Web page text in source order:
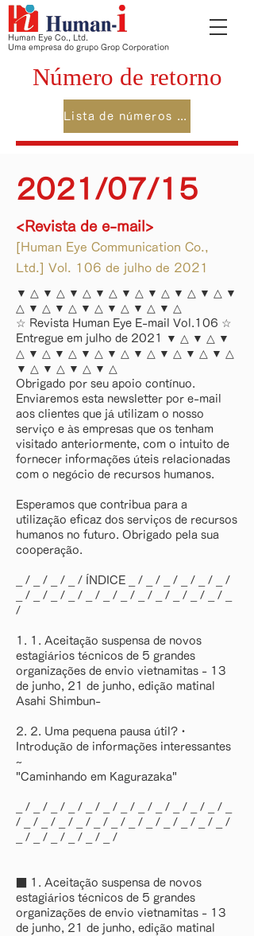
Human Eye Co., Ltd.
Uma empresa do grupo Grop Corporation
Número de retorno
Lista de números anteriores
2021/07/15
<Revista de e-mail>
[Human Eye Communication Co.,
Ltd.] Vol. 106 de julho de 2021
▼ △ ▼ △ ▼ △ ▼ △ ▼ △ ▼ △ ▼ △ ▼ △ ▼
△ ▼ △ ▼ △ ▼ △ ▼ △ ▼ △ ▼ △
☆ Revista Human Eye E-mail Vol.106 ☆
Entregue em julho de 2021 ▼ △ ▼ △ ▼
△ ▼ △ ▼ △ ▼ △ ▼ △ ▼ △ ▼ △ ▼ △ ▼ △
▼ △ ▼ △ ▼ △ ▼ △
Obrigado por seu apoio contínuo.
Enviaremos esta newsletter por e-mail
aos clientes que já utilizam o nosso
serviço e às empresas que os tenham
visitado anteriormente, com o intuito de
fornecer informações úteis relacionadas
com o negócio de recursos humanos.
Esperamos que contribua para a
utilização eficaz dos serviços de recursos
humanos no futuro. Obrigado pela sua
cooperação.
_ / _ / _ / _ / ÍNDICE _ / _ / _ / _ / _ / _ /
_ / _ / _ / _ / _ / _ / _ / _ / _ / _ / _ / _ / _
/
1. 1. Aceitação suspensa de novos
estagiários técnicos de 5 grandes
organizações de envio vietnamitas - 13
de junho, 21 de junho, edição matinal
Asahi Shimbun-
2. 2. Uma pequena pausa útil?・
Introdução de informações interessantes
~
"Caminhando em Kagurazaka"
_ / _ / _ / _ / _ / _ / _ / _ / _ / _ / _ / _ / _
/ _ / _ / _ / _ / _ / _ / _ / _ / _ / _ / _ / _ /
_ / _ / _ / _ / _ / _ /
■ 1. Aceitação suspensa de novos
estagiários técnicos de 5 grandes
organizações de envio vietnamitas - 13
de junho, 21 de junho, edição matinal